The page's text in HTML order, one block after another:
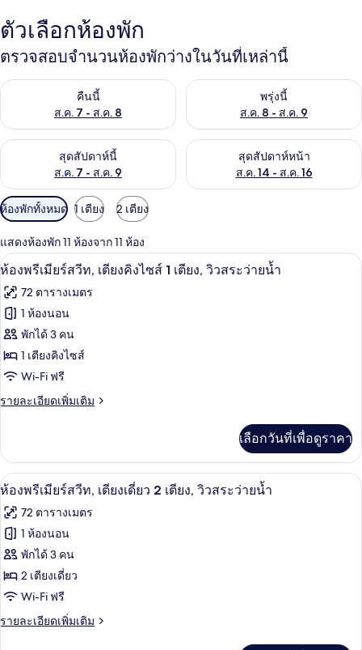
ตัวเลือกห้องพัก
ตรวจสอบจำนวนห้องพักว่างในวันที่เหล่านี้
คืนนี้
ส.ค. 7 - ส.ค. 8
ตรวจสอบจำนวนห้องพักว่างในคืนนี้ ส.ค. 7 - ส.ค. 8พรุ่งนี้
ส.ค. 8 - ส.ค. 9
ตรวจสอบจำนวนห้องพักว่างใน
สุดสัปดาห์นี้
ส.ค. 7 - ส.ค. 9
ตรวจสอบจำนวนห้องพักว่างในสุดสัปดาห์นี้ ส.ค. 7 - ส.ค. 9
สุดสัปดาห์หน้า
ส.ค. 14 - ส.ค. 16
ตรวจสอบจำนวนห้องพักว่างใน
ตัว
กรอง
ที่
มี
ให้
สำหรับ
ห้อง
พัก
ห้องพักทั้งหมด 1 เตียง 2 เตียง
แสดงห้องพัก 11 ห้องจาก 11 ห้อง
เปิด
ภาพถ่าย
ทั้งหมด
ของ
ห้อง
พรีเมียร์
สวีท,
คิง
ไซส์
1
เตียง,
วิว
สระ
ว่าย
ทีวีจอพลาสมา 65 นิ้ว พร้อมช่องดิจิตอล
11
ห้องพรีเมียร์สวีท, เตียงคิงไซส์ 1 เตียง, วิวสระว่ายน้ำ
72 ตารางเมตร
1 ห้องนอน
พักได้ 3 คน
1 เตียงคิงไซส์
Wi-Fi ฟรี
รายละเอียดเพิ่มเติม
ราย
เกี่ยว
กับ
ห้อง
สวี
ท,
เตียง
คิง
ไซส์
เตียง,
วิว
เลือกวันที่เพื่อดูราคา
เปิด
ภาพถ่าย
ทั้งหมด
ของ
ห้อง
พรีเมียร์
สวีท,
ห้องพรีเมียร์สวีท, เตียงเดี่ยว 2 เตียง,
10
ห้องพรีเมียร์สวีท, เตียงเดี่ยว 2 เตียง, วิวสระว่ายน้ำ
72 ตารางเมตร
1 ห้องนอน
พักได้ 3 คน
2 เตียงเดี่ยว
Wi-Fi ฟรี
รายละเอียดเพิ่มเติม
ราย